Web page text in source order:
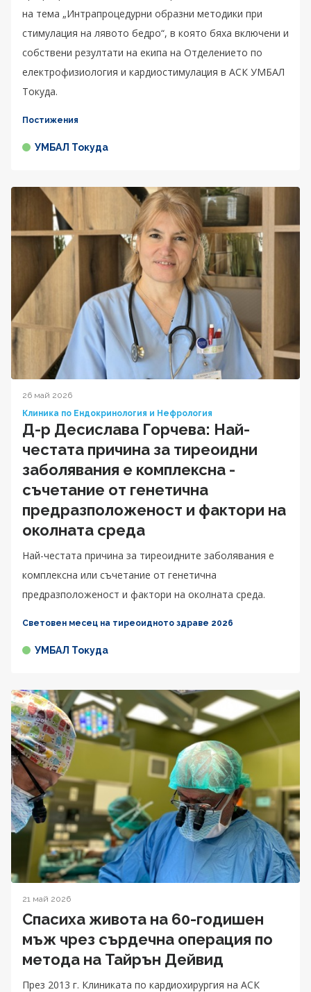
на тема „Интрапроцедурни образни методики при
стимулация на лявото бедро“, в която бяха включени и
собствени резултати на екипа на Отделението по
електрофизиология и кардиостимулация в АСК УМБАЛ
Токуда.
Постижения
УМБАЛ Токуда
26 май 2026
Клиника по Ендокринология и Нефрология
Д-р Десислава Горчева: Най-
честата причина за тиреоидни
заболявания е комплексна -
съчетание от генетична
предразположеност и фактори на
околната среда
Най-честата причина за тиреоидните заболявания е
комплексна или съчетание от генетична
предразположеност и фактори на околната среда.
Световен месец на тиреоидното здраве 2026
УМБАЛ Токуда
21 май 2026
Спасиха живота на 60-годишен
мъж чрез сърдечна операция по
метода на Тайрън Дейвид
През 2013 г. Клиниката по кардиохирургия на АСК